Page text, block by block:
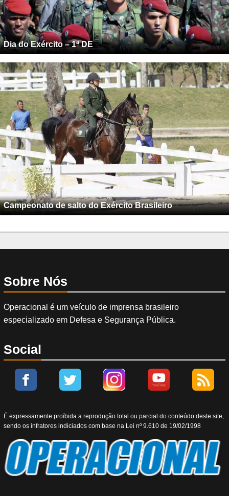
Dia do Exército – 1ª DE
Campeonato de salto do Exército Brasileiro
Sobre Nós
Operacional é um veículo de imprensa brasileiro
especializado em Defesa e Segurança Pública.
Social
É expressamente proíbida a reprodução total ou parcial do conteúdo deste site,
sendo os infratores indiciados com base na Lei nº 9.610 de 19/02/1998